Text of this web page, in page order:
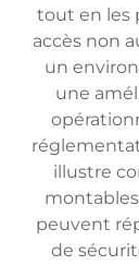
tout en les
accès non
un
une
illustre
peuvent
de